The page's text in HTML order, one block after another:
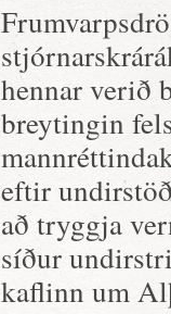
hennar verið
breytingin
eftir
að tryggja
síður
kaflinn um